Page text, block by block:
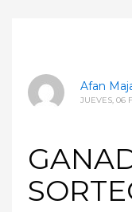
Afan
JUEVES, 06